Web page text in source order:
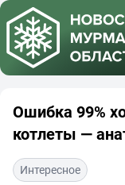
Ошибка 99%
котлеты —
Интересное